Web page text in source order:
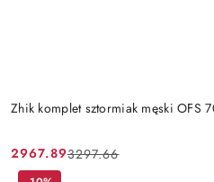
Zhik komplet sztormiak męski OFS
Cena
2967.89
Cena
3297.66